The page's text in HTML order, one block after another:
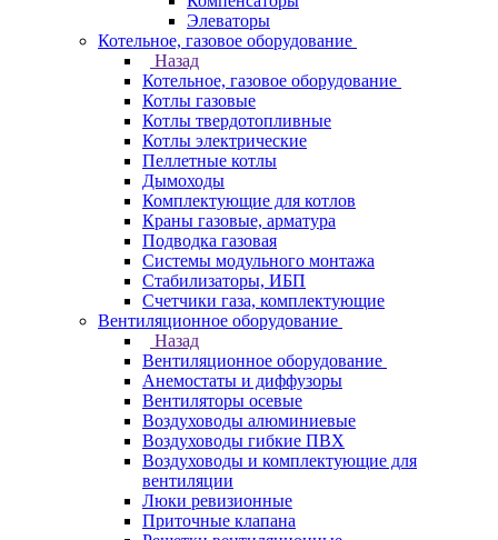
Элеваторы
Котельное, газовое оборудование
Назад
Котельное, газовое оборудование
Котлы газовые
Котлы твердотопливные
Котлы электрические
Пеллетные котлы
Дымоходы
Комплектующие для котлов
Краны газовые, арматура
Подводка газовая
Системы модульного монтажа
Стабилизаторы, ИБП
Счетчики газа, комплектующие
Вентиляционное оборудование
Назад
Вентиляционное оборудование
Анемостаты и диффузоры
Вентиляторы осевые
Воздуховоды алюминиевые
Воздуховоды гибкие ПВХ
Воздуховоды и комплектующие для
вентиляции
Люки ревизионные
Приточные клапана